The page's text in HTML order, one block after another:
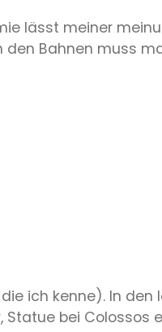
lässt meiner
Bahnen muss
ich kenne). In den
Statue bei Colossos